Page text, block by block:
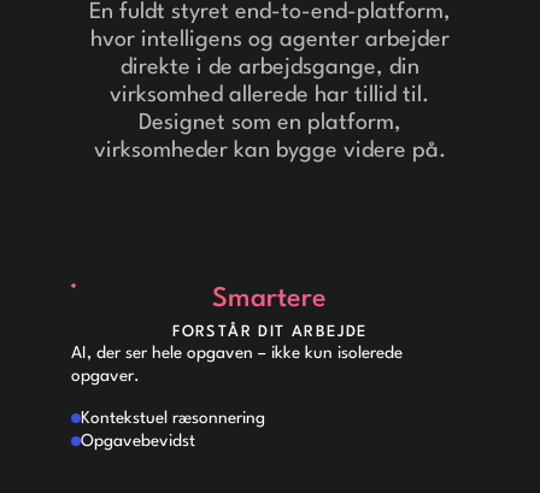
En fuldt styret end-to-end-platform,
hvor intelligens og agenter arbejder
direkte i de arbejdsgange, din
virksomhed allerede har tillid til.
Designet som en platform,
virksomheder kan bygge videre på.
Smartere
FORSTÅR DIT ARBEJDE
AI, der ser hele opgaven – ikke kun isolerede
opgaver.
Kontekstuel ræsonnering
Opgavebevidst